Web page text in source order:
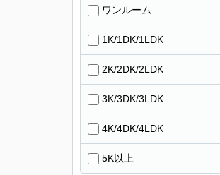
ワンルーム
1K/1DK/1LDK
2K/2DK/2LDK
3K/3DK/3LDK
4K/4DK/4LDK
5K以上